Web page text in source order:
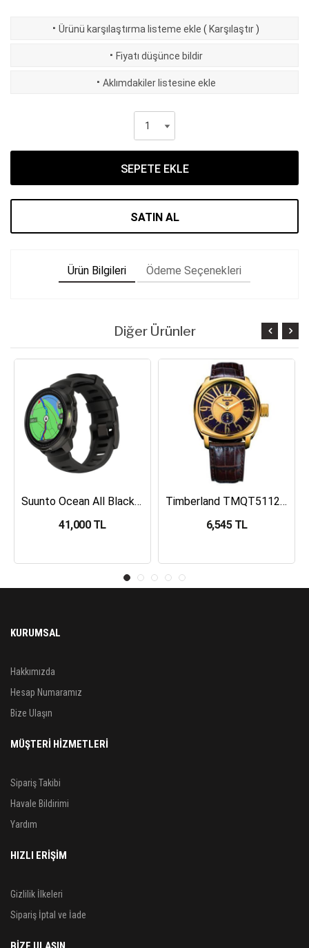
· Ürünü karşılaştırma listeme ekle ( Karşılaştır )
· Fiyatı düşünce bildir
· Aklımdakiler listesine ekle
SEPETE EKLE
SATIN AL
Ürün Bilgileri Ödeme Seçenekleri
Diğer Ürünler
Suunto Ocean All Black Dalış Bilgisayarı SS050982000
41,000 TL
Timberland TMQT5112401 Erkek Kol Saati
6,545 TL
KURUMSAL
Hakkımızda
Hesap Numaramız
Bize Ulaşın
MÜŞTERİ HİZMETLERİ
Sipariş Takibi
Havale Bildirimi
Yardım
HIZLI ERİŞİM
Gizlilik İlkeleri
Sipariş İptal ve İade